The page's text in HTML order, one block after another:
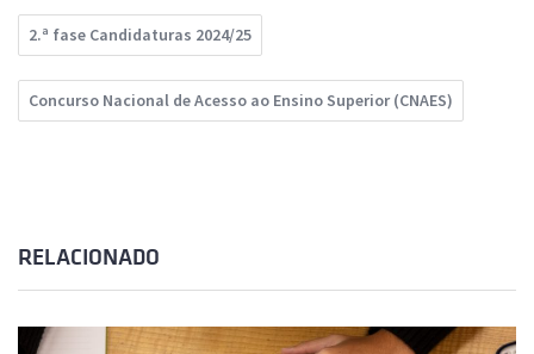
2.ª fase Candidaturas 2024/25
Concurso Nacional de Acesso ao Ensino Superior (CNAES)
RELACIONADO